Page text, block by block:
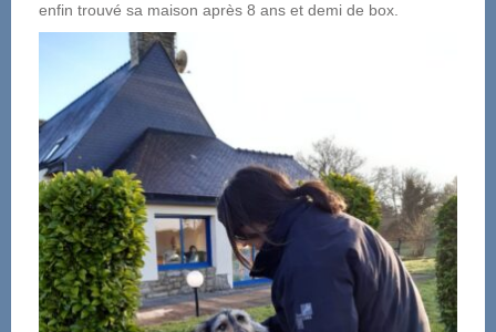
enfin trouvé sa maison après 8 ans et demi de box.